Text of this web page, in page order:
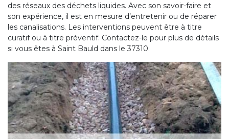
des réseaux des déchets liquides. Avec son savoir-faire et
son expérience, il est en mesure d’entretenir ou de réparer
les canalisations. Les interventions peuvent être à titre
curatif ou à titre préventif. Contactez-le pour plus de détails
si vous êtes à Saint Bauld dans le 37310.